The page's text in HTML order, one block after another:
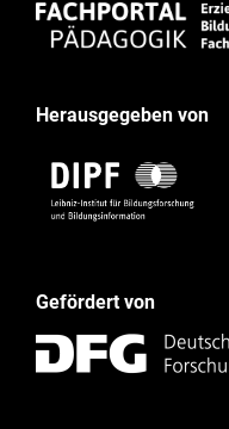
Herausgegeben von
Gefördert von